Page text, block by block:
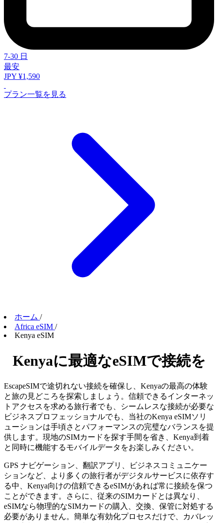
7-30 日
最安
JPY ¥1,590
プラン一覧を見る
ホーム /
Africa eSIM /
Kenya eSIM
Kenyaに最適なeSIMで接続を
EscapeSIMで途切れない接続を確保し、Kenyaの最高の体験
と旅の見どころを探索しましょう。信頼できるインターネッ
トアクセスを求める旅行者でも、シームレスな接続が必要な
ビジネスプロフェッショナルでも、当社のKenya eSIMソリ
ューションは手頃さとパフォーマンスの完璧なバランスを提
供します。現地のSIMカードを探す手間を省き、Kenya到着
と同時に機能するモバイルデータをお楽しみください。
GPS ナビゲーション、翻訳アプリ、ビジネスコミュニケー
ションなど、より多くの旅行者がデジタルサービスに依存す
る中、Kenya向けの信頼できるeSIMがあれば常に接続を保つ
ことができます。さらに、従来のSIMカードとは異なり、
eSIMなら物理的なSIMカードの購入、交換、保管に対処する
必要がありません。簡単な有効化プロセスだけで、カバレッ